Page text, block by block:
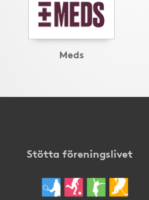
Meds
Stötta föreningslivet